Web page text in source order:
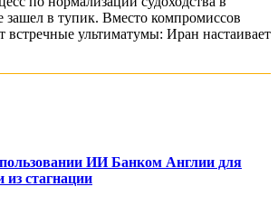
зашел в тупик. Вместо компромиссов
ультиматумы: Иран настаивает
ИИ Банком Англии для
стагнации